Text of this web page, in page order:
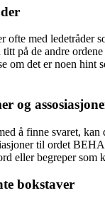
ofte med ledetråder
på de andre
om det er noen hint
og
å finne svaret, kan
til ordet
eller begreper som
bokstaver